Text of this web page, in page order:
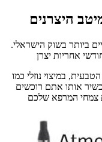
היצרנים
ביותר בשוק הישראלי.
במיצוי נוזלי כמו
אותו אתם רוכשים
צמחי המרפא שלכם